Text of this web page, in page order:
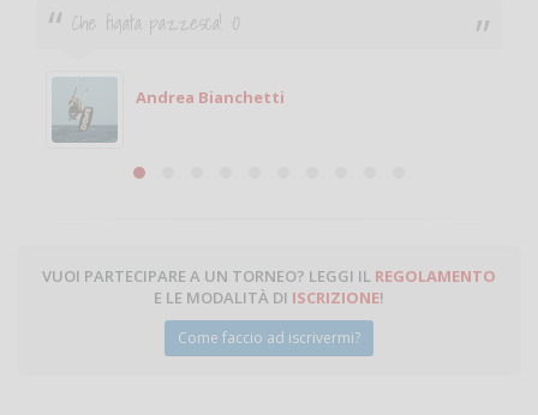
Ciao. Sono a Treviglio da poco e vorrei tornare a
giocare. Se sei in zona e puoi giocare fammi sapere.
Michele
Michele Miglionico
VUOI PARTECIPARE A UN TORNEO? LEGGI IL REGOLAMENTO
E LE MODALITÀ DI ISCRIZIONE!
Come faccio ad iscrivermi?